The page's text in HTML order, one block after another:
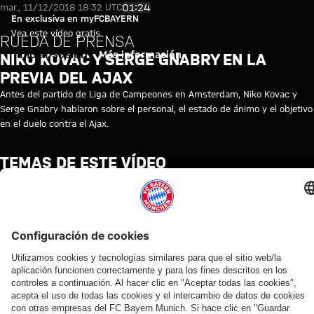
Niko Kovac y Serge Gnabry en
Reproducir vídeo
En exclusiva en myFCBAYERN
Vea este vídeo gratis
Iniciar sesión Más información
mar., 11/12/2018 18:32 UTC01:24
RUEDA DE PRENSA
NIKO KOVAC Y SERGE GNABRY EN LA
PREVIA DEL AJAX
Antes del partido de Liga de Campeones en Amsterdam, Niko Kovac y
Serge Gnabry hablaron sobre el personal, el estado de ánimo y el objetivo
en el duelo contra el Ajax.
TEMAS DE ESTE VÍDEO
VÍDEOS RELACIONADOS
Vídeo
DIFERIDO
La rueda
prensa
del Audi
Vídeo
Jonas
Urbig,
ante
los
medios
Vídeo
Entrevistas
con los
responsables
del FC
Bayern tras
Vídeo
Konrad
Laimer,
atendiendo
a los
medios en
Vídeo
DIFERIDO
Rueda de
prensa
del Audi
Football
Vídeo
Presentación
oficial de
Nathaniel
Brown
Ronda
con los
medios
en el
Tegernsee
Ronda con
los medios
en el
Tegernsee
con Arijon